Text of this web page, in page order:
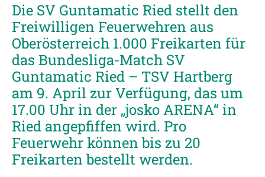
Die SV Guntamatic Ried stellt den
Freiwilligen Feuerwehren aus
Oberösterreich 1.000 Freikarten für
das Bundesliga-Match SV
Guntamatic Ried – TSV Hartberg
am 9. April zur Verfügung, das um
17.00 Uhr in der „josko ARENA“ in
Ried angepfiffen wird. Pro
Feuerwehr können bis zu 20
Freikarten bestellt werden.